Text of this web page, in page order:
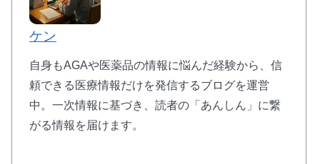
💰
10錠
⏱️
レビトラと同成分で最短15分の即効性が特徴。急な
機会にも対応できる頼もしいパートナーです。
ケン
自身もAGAや医薬品の情報に悩んだ経験から、信
頼できる医療情報だけを発信するブログを運営
中。一次情報に基づき、読者の「あんしん」に繋
がる情報を届けます。